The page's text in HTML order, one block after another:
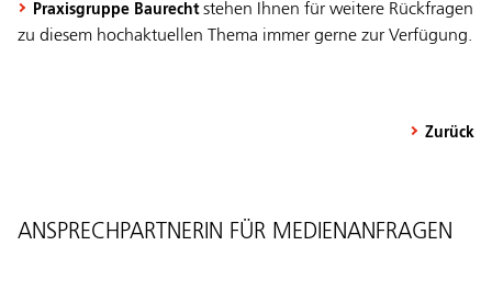
Praxisgruppe Baurechtstehen Ihnen für weitere Rückfragen
zu diesem hochaktuellen Thema immer gerne zur Verfügung.
Zurück
ANSPRECHPARTNERIN FÜR MEDIENANFRAGEN